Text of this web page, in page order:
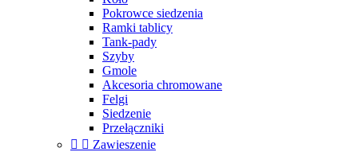
Pokrowce siedzenia
Ramki tablicy
Tank-pady
Szyby
Gmole
Akcesoria chromowane
Felgi
Siedzenie
Przełączniki
  Zawieszenie